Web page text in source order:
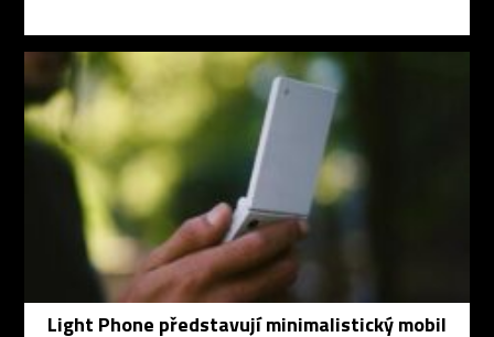
Light Phone představují minimalistický mobil